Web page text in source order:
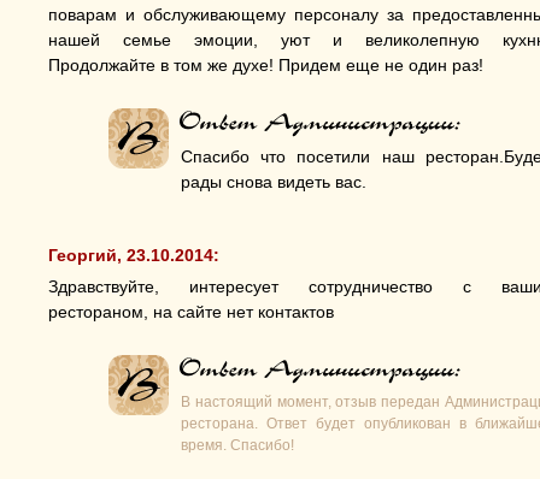
поварам и обслуживающему персоналу за
нашей семье эмоции, уют и великолепную
Продолжайте в том же духе! Придем еще не один раз!
Спасибо что посетили наш
рады снова видеть вас.
Георгий, 23.10.2014:
Здравствуйте, интересует сотрудничество с
рестораном, на сайте нет контактов
В настоящий момент, отзыв передан
ресторана. Ответ будет опубликован в
время. Спасибо!